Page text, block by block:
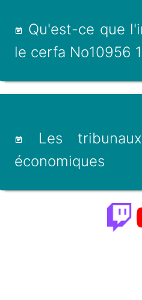
Qu'est-ce que
le cerfa No10956
Les
économiques